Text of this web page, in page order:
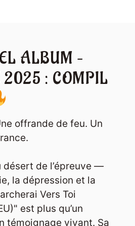
ALBUM –
2025 : COMPIL
offrande de feu. Un
de l’épreuve —
la dépression et la
Vers Toi
est plus qu’un
témoignage vivant. Sa